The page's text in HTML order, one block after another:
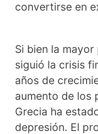
convertirse en
Si bien la
siguió la crisis
años de
aumento de los
Grecia ha
depresión. El